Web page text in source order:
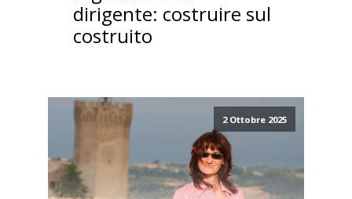
dirigente: costruire sul
costruito
2 Ottobre 2025